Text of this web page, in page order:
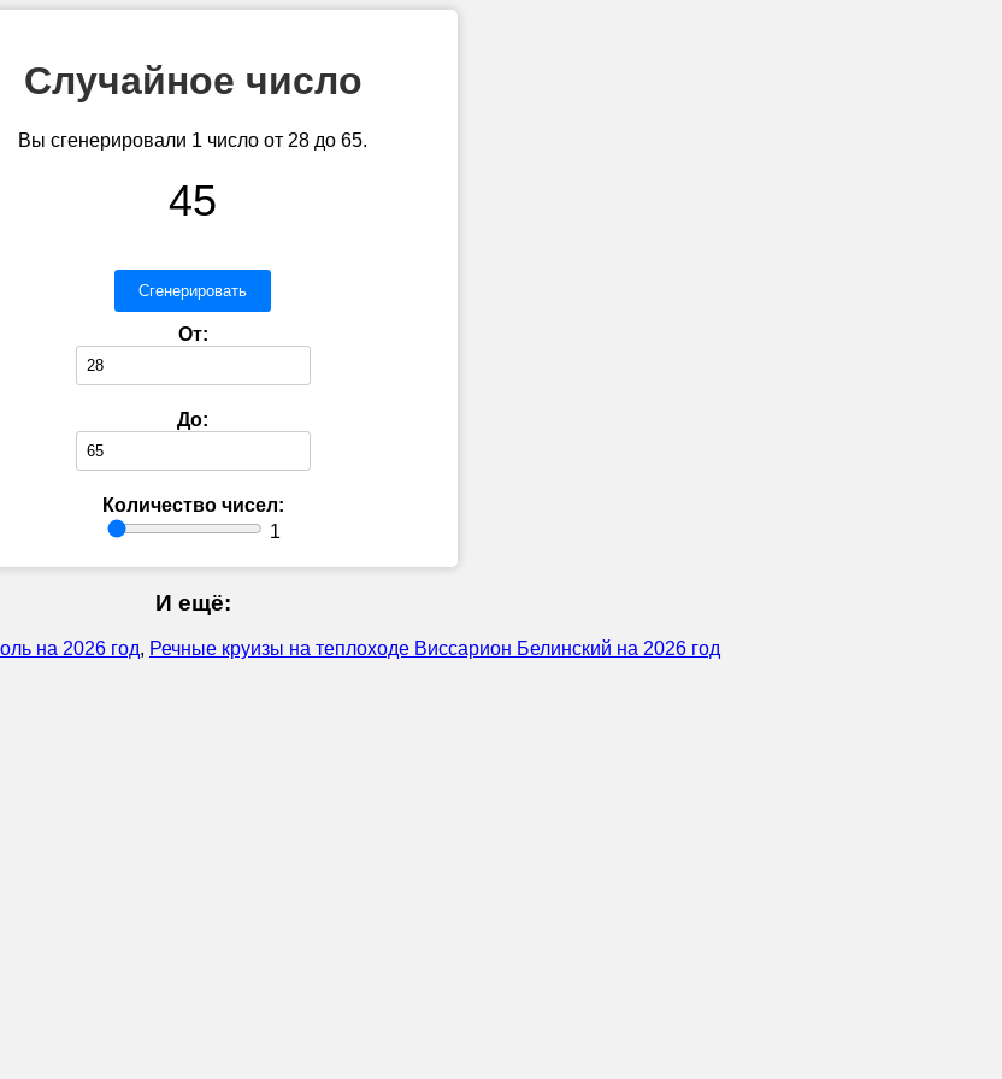
Случайное число
Вы сгенерировали 1 число от 28 до 65.
45
Сгенерировать
От:
До:
Количество чисел:
1
И ещё:
на 2026 год, Речные круизы на теплоходе Виссарион Белинский на 2026 год